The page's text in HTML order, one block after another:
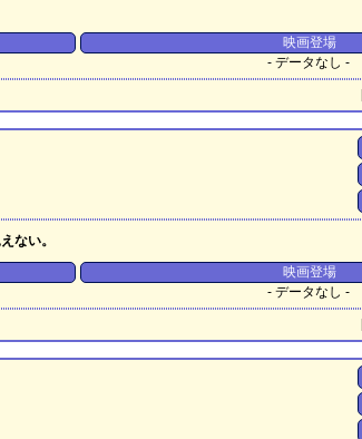
映画登場
- データなし -
ない。
映画登場
- データなし -